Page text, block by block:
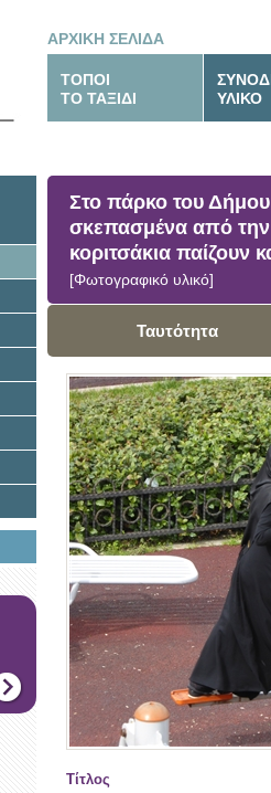
ΑΡΧΙΚΗ ΣΕΛΙΔΑ
ΤΟΠΟΙ
ΤΟ ΤΑΞΙΔΙ
ΥΛΙΚΟ
Στο πάρκο του
σκεπασμένα από
κοριτσάκια παίζουν
[Φωτογραφικό υλικό]
Ταυτότητα
Τίτλος